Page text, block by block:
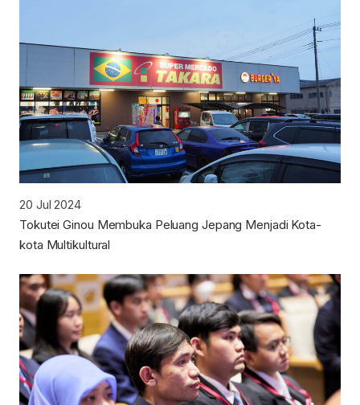
20 Jul 2024
Tokutei Ginou Membuka Peluang Jepang Menjadi Kota-
kota Multikultural